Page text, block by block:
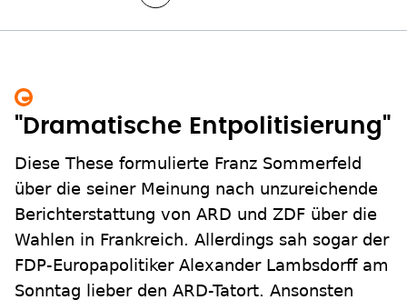
"Dramatische Entpolitisierung"
Diese These formulierte Franz Sommerfeld
über die seiner Meinung nach unzureichende
Berichterstattung von ARD und ZDF über die
Wahlen in Frankreich. Allerdings sah sogar der
FDP-Europapolitiker Alexander Lambsdorff am
Sonntag lieber den ARD-Tatort. Ansonsten